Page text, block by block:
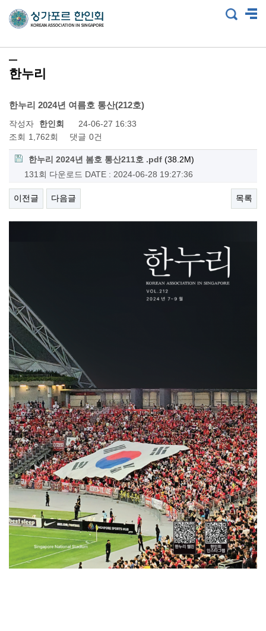
한누리
한누리 2024년 여름호 통산(212호)
작성자
한인회
24-06-27 16:33
조회 1,762회 댓글 0건
한누리 2024년 봄호 통산211호 .pdf (38.2M)
131회 다운로드 DATE : 2024-06-28 19:27:36
이전글 다음글 목록